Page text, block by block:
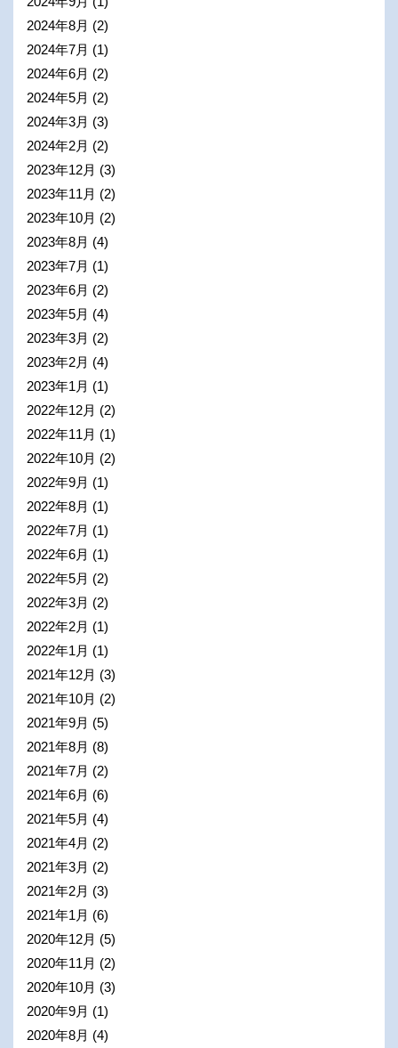
2024年8月 (2)
2024年7月 (1)
2024年6月 (2)
2024年5月 (2)
2024年3月 (3)
2024年2月 (2)
2023年12月 (3)
2023年11月 (2)
2023年10月 (2)
2023年8月 (4)
2023年7月 (1)
2023年6月 (2)
2023年5月 (4)
2023年3月 (2)
2023年2月 (4)
2023年1月 (1)
2022年12月 (2)
2022年11月 (1)
2022年10月 (2)
2022年9月 (1)
2022年8月 (1)
2022年7月 (1)
2022年6月 (1)
2022年5月 (2)
2022年3月 (2)
2022年2月 (1)
2022年1月 (1)
2021年12月 (3)
2021年10月 (2)
2021年9月 (5)
2021年8月 (8)
2021年7月 (2)
2021年6月 (6)
2021年5月 (4)
2021年4月 (2)
2021年3月 (2)
2021年2月 (3)
2021年1月 (6)
2020年12月 (5)
2020年11月 (2)
2020年10月 (3)
2020年9月 (1)
2020年8月 (4)